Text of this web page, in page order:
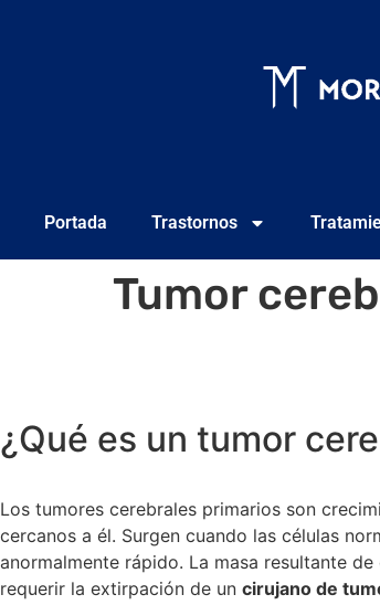
Portada Trastornos
Tumor
¿Qué es un tumor
Los tumores cerebrales primarios son
cercanos a él. Surgen cuando las células
anormalmente rápido. La masa resultante
requerir la extirpación de un cirujano de